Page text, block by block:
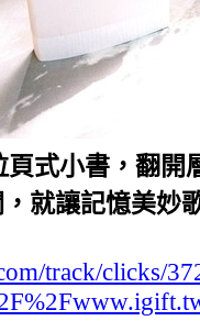
頁式小書，翻開
就讓記憶美妙
track/clicks/